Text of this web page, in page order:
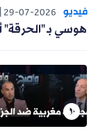
فيديو 29-07-2026
هوسي بـ "الحرقة"